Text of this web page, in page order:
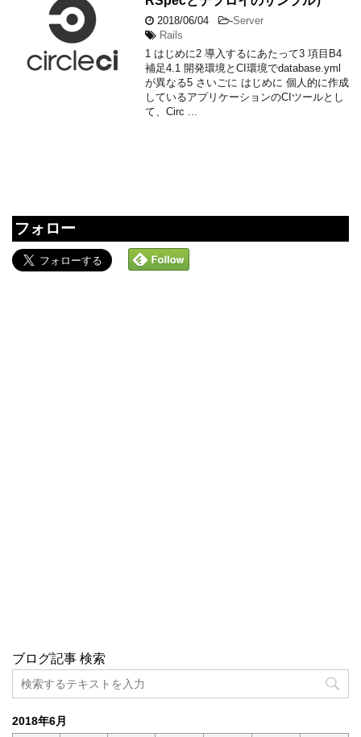
2018/06/04 -Server
Rails
1 はじめに2 導入するにあたって3 項目B4
補足4.1 開発環境とCI環境でdatabase.yml
が異なる5 さいごに はじめに 個人的に作成
しているアプリケーションのCIツールとし
て、Circ ...
フォロー
ブログ記事 検索
2018年6月